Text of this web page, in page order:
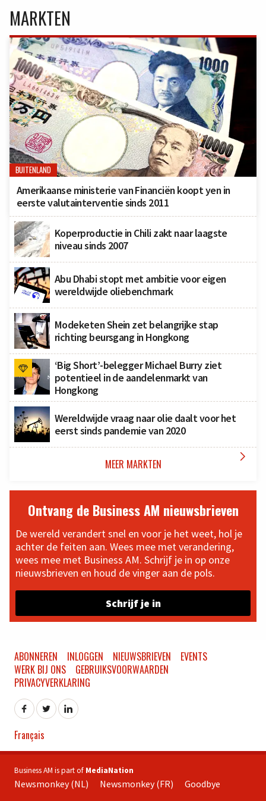
MARKTEN
BUITENLAND
Amerikaanse ministerie van Financiën koopt yen in
eerste valutainterventie sinds 2011
Koperproductie in Chili zakt naar laagste
niveau sinds 2007
Abu Dhabi stopt met ambitie voor eigen
wereldwijde oliebenchmark
Modeketen Shein zet belangrijke stap
richting beursgang in Hongkong
‘Big Short’-belegger Michael Burry ziet
potentieel in de aandelenmarkt van
Hongkong
Wereldwijde vraag naar olie daalt voor het
eerst sinds pandemie van 2020
MEER MARKTEN 
Ontvang de Business AM nieuwsbrieven
De wereld verandert snel en voor je het weet, hol je
achter de feiten aan. Wees mee met verandering,
wees mee met Business AM. Schrijf je in op onze
nieuwsbrieven en houd de vinger aan de pols.
Schrijf je in
ABONNEREN INLOGGEN NIEUWSBRIEVEN
EVENTS
WERK BIJ ONS
GEBRUIKSVOORWAARDEN
PRIVACYVERKLARING
Français
Business AM is part of MediaNation
Newsmonkey (NL) Newsmonkey (FR) Goodbye